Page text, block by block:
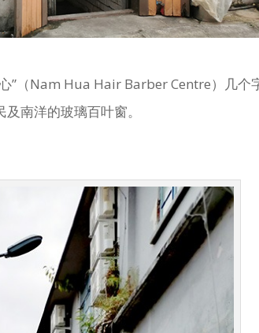
”（Nam Hua Hair Barber Centre）几个
南洋的玻璃百叶窗。